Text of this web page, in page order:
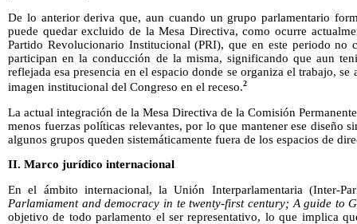
De lo anterior deriva que, aun cuando un grupo parlamentario
puede quedar excluido de la Mesa Directiva, como ocurre
Partido Revolucionario Institucional (PRI), que en este periodo no
participan en la conducción de la misma, significando que aun
reflejada esa presencia en el espacio donde se organiza el trabajo, se
imagen institucional del Congreso en el receso.2
La actual integración de la Mesa Directiva de la Comisión
menos fuerzas políticas relevantes, por lo que mantener ese diseño
algunos grupos queden sistemáticamente fuera de los espacios de
II. Marco jurídico internacional
En el ámbito internacional, la Unión Interparlamentaria (Inter-
Parlamiament and democracy in te twenty-first century; A guide to
objetivo de todo parlamento el ser representativo, lo que implica